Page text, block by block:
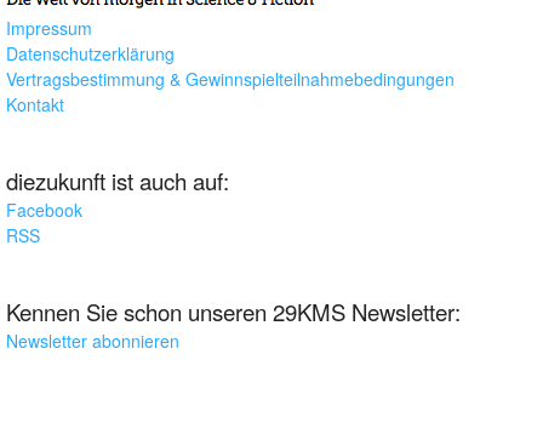
Impressum
Datenschutzerklärung
Vertragsbestimmung & Gewinnspielteilnahmebedingungen
Kontakt
diezukunft ist auch auf:
Facebook
RSS
Kennen Sie schon unseren 29KMS Newsletter:
Newsletter abonnieren